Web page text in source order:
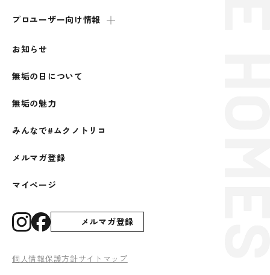
プロユーザー向け情報
お知らせ
無垢の日について
無垢の魅力
みんなで#ムクノトリコ
メルマガ登録
マイページ
メルマガ登録
個人情報保護方針サイトマップ